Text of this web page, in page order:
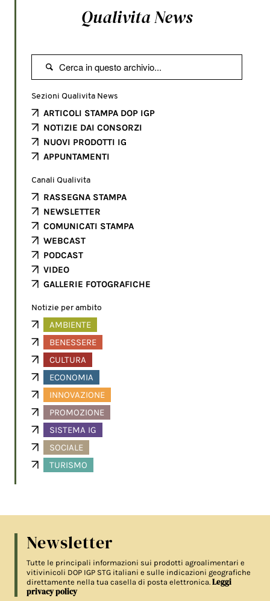
Qualivita News

Sezioni Qualivita News
ARTICOLI STAMPA DOP IGP
NOTIZIE DAI CONSORZI
NUOVI PRODOTTI IG
APPUNTAMENTI
Canali Qualivita
RASSEGNA STAMPA
NEWSLETTER
COMUNICATI STAMPA
WEBCAST
PODCAST
VIDEO
GALLERIE FOTOGRAFICHE
Notizie per ambito
AMBIENTE
BENESSERE
CULTURA
ECONOMIA
INNOVAZIONE
PROMOZIONE
SISTEMA IG
SOCIALE
TURISMO
Newsletter
Tutte le principali informazioni sui prodotti agroalimentari e
vitivinicoli DOP IGP STG italiani e sulle indicazioni geografiche
direttamente nella tua casella di posta elettronica.Leggi
privacy policy